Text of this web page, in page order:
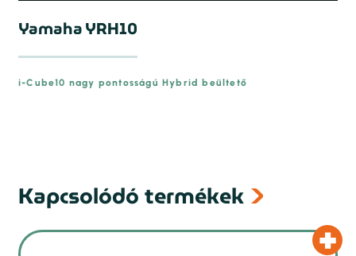
Yamaha YRH10
i-Cube10 nagy pontosságú Hybrid beültető
Kapcsolódó termékek